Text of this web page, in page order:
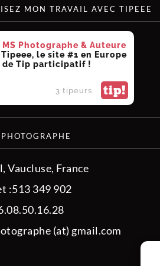
MON TRAVAIL AVEC TIPEEE
MS Photographe & Auteure
le site #1 en Europe
de Tip participatif !
3 tipeurs tip!
Vaucluse, France
:513 349 902
(at) gmail.com